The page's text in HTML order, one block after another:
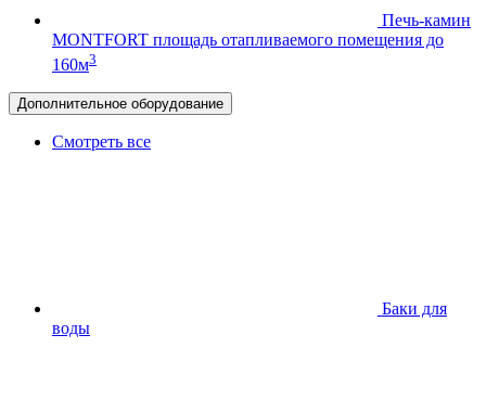
Печь-камин
MONTFORT площадь отапливаемого помещения до
160м3
Дополнительное оборудование
Смотреть все
Баки для
воды